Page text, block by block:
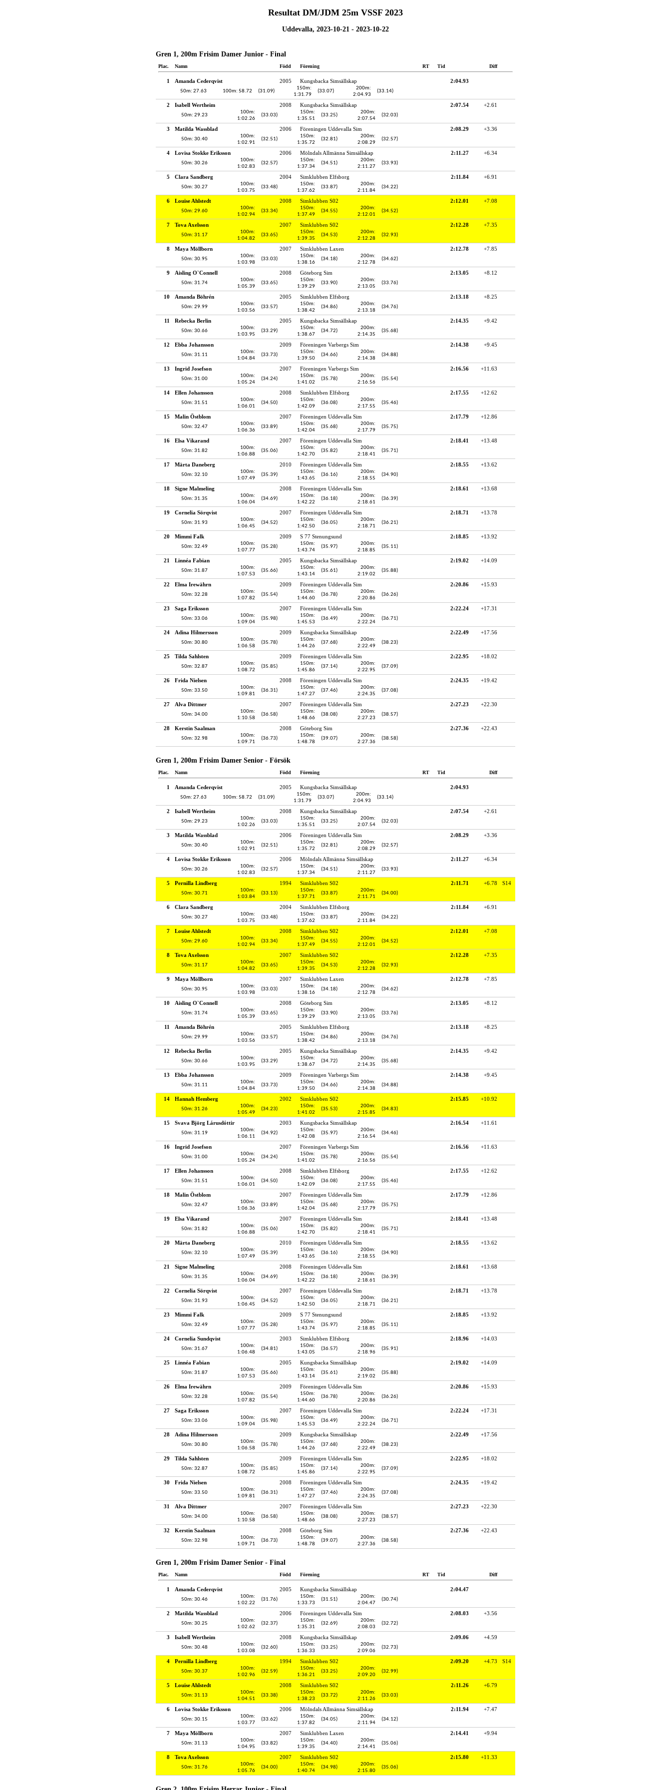
Resultat DM/JDM 25m VSSF 2023
Uddevalla, 2023-10-21 - 2023-10-22
Gren 1, 200m Frisim Damer Junior - Final
Plac. Namn Född Förening RT Tid Diff
1 Amanda Cederqvist 2005 Kungsbacka Simsällskap 2:04.93
50m: 27.63 100m: 58.72 (31.09)
150m:
1:31.79
(33.07)
200m:
2:04.93
(33.14)
2 Isabell Wertheim 2008 Kungsbacka Simsällskap 2:07.54 +2.61
50m: 29.23
100m:
1:02.26
(33.03)
150m:
1:35.51
(33.25)
200m:
2:07.54
(32.03)
3 Matilda Wassblad 2006 Föreningen Uddevalla Sim 2:08.29 +3.36
50m: 30.40
100m:
1:02.91
(32.51)
150m:
1:35.72
(32.81)
200m:
2:08.29
(32.57)
4 Lovisa Stokke Eriksson 2006 Mölndals Allmänna Simsällskap 2:11.27 +6.34
50m: 30.26
100m:
1:02.83
(32.57)
150m:
1:37.34
(34.51)
200m:
2:11.27
(33.93)
5 Clara Sandberg 2004 Simklubben Elfsborg 2:11.84 +6.91
50m: 30.27
100m:
1:03.75
(33.48)
150m:
1:37.62
(33.87)
200m:
2:11.84
(34.22)
6 Louise Ahlstedt 2008 Simklubben S02 2:12.01 +7.08
50m: 29.60
100m:
1:02.94
(33.34)
150m:
1:37.49
(34.55)
200m:
2:12.01
(34.52)
7 Tova Axelsson 2007 Simklubben S02 2:12.28 +7.35
50m: 31.17
100m:
1:04.82
(33.65)
150m:
1:39.35
(34.53)
200m:
2:12.28
(32.93)
8 Maya Möllborn 2007 Simklubben Laxen 2:12.78 +7.85
50m: 30.95
100m:
1:03.98
(33.03)
150m:
1:38.16
(34.18)
200m:
2:12.78
(34.62)
9 Aisling O`Connell 2008 Göteborg Sim 2:13.05 +8.12
50m: 31.74
100m:
1:05.39
(33.65)
150m:
1:39.29
(33.90)
200m:
2:13.05
(33.76)
10 Amanda Böhrén 2005 Simklubben Elfsborg 2:13.18 +8.25
50m: 29.99
100m:
1:03.56
(33.57)
150m:
1:38.42
(34.86)
200m:
2:13.18
(34.76)
11 Rebecka Berlin 2005 Kungsbacka Simsällskap 2:14.35 +9.42
50m: 30.66
100m:
1:03.95
(33.29)
150m:
1:38.67
(34.72)
200m:
2:14.35
(35.68)
12 Ebba Johansson 2009 Föreningen Varbergs Sim 2:14.38 +9.45
50m: 31.11
100m:
1:04.84
(33.73)
150m:
1:39.50
(34.66)
200m:
2:14.38
(34.88)
13 Ingrid Josefson 2007 Föreningen Varbergs Sim 2:16.56 +11.63
50m: 31.00
100m:
1:05.24
(34.24)
150m:
1:41.02
(35.78)
200m:
2:16.56
(35.54)
14 Ellen Johansson 2008 Simklubben Elfsborg 2:17.55 +12.62
50m: 31.51
100m:
1:06.01
(34.50)
150m:
1:42.09
(36.08)
200m:
2:17.55
(35.46)
15 Malin Östblom 2007 Föreningen Uddevalla Sim 2:17.79 +12.86
50m: 32.47
100m:
1:06.36
(33.89)
150m:
1:42.04
(35.68)
200m:
2:17.79
(35.75)
16 Elsa Vikarand 2007 Föreningen Uddevalla Sim 2:18.41 +13.48
50m: 31.82
100m:
1:06.88
(35.06)
150m:
1:42.70
(35.82)
200m:
2:18.41
(35.71)
17 Märta Daneberg 2010 Föreningen Uddevalla Sim 2:18.55 +13.62
50m: 32.10
100m:
1:07.49
(35.39)
150m:
1:43.65
(36.16)
200m:
2:18.55
(34.90)
18 Signe Malmeling 2008 Föreningen Uddevalla Sim 2:18.61 +13.68
50m: 31.35
100m:
1:06.04
(34.69)
150m:
1:42.22
(36.18)
200m:
2:18.61
(36.39)
19 Cornelia Sörqvist 2007 Föreningen Uddevalla Sim 2:18.71 +13.78
50m: 31.93
100m:
1:06.45
(34.52)
150m:
1:42.50
(36.05)
200m:
2:18.71
(36.21)
20 Mimmi Falk 2009 S 77 Stenungsund 2:18.85 +13.92
50m: 32.49
100m:
1:07.77
(35.28)
150m:
1:43.74
(35.97)
200m:
2:18.85
(35.11)
21 Linnéa Fabian 2005 Kungsbacka Simsällskap 2:19.02 +14.09
50m: 31.87
100m:
1:07.53
(35.66)
150m:
1:43.14
(35.61)
200m:
2:19.02
(35.88)
22 Elma Irewährn 2009 Föreningen Uddevalla Sim 2:20.86 +15.93
50m: 32.28
100m:
1:07.82
(35.54)
150m:
1:44.60
(36.78)
200m:
2:20.86
(36.26)
23 Saga Eriksson 2007 Föreningen Uddevalla Sim 2:22.24 +17.31
50m: 33.06
100m:
1:09.04
(35.98)
150m:
1:45.53
(36.49)
200m:
2:22.24
(36.71)
24 Adina Hilmersson 2009 Kungsbacka Simsällskap 2:22.49 +17.56
50m: 30.80
100m:
1:06.58
(35.78)
150m:
1:44.26
(37.68)
200m:
2:22.49
(38.23)
25 Tilda Sahlsten 2009 Föreningen Uddevalla Sim 2:22.95 +18.02
50m: 32.87
100m:
1:08.72
(35.85)
150m:
1:45.86
(37.14)
200m:
2:22.95
(37.09)
26 Frida Nielsen 2008 Föreningen Uddevalla Sim 2:24.35 +19.42
50m: 33.50
100m:
1:09.81
(36.31)
150m:
1:47.27
(37.46)
200m:
2:24.35
(37.08)
27 Alva Dittmer 2007 Föreningen Uddevalla Sim 2:27.23 +22.30
50m: 34.00
100m:
1:10.58
(36.58)
150m:
1:48.66
(38.08)
200m:
2:27.23
(38.57)
28 Kerstin Saalman 2008 Göteborg Sim 2:27.36 +22.43
50m: 32.98
100m:
1:09.71
(36.73)
150m:
1:48.78
(39.07)
200m:
2:27.36
(38.58)
Gren 1, 200m Frisim Damer Senior - Försök
Plac. Namn Född Förening RT Tid Diff
1 Amanda Cederqvist 2005 Kungsbacka Simsällskap 2:04.93
50m: 27.63 100m: 58.72 (31.09)
150m:
1:31.79
(33.07)
200m:
2:04.93
(33.14)
2 Isabell Wertheim 2008 Kungsbacka Simsällskap 2:07.54 +2.61
50m: 29.23
100m:
1:02.26
(33.03)
150m:
1:35.51
(33.25)
200m:
2:07.54
(32.03)
3 Matilda Wassblad 2006 Föreningen Uddevalla Sim 2:08.29 +3.36
50m: 30.40
100m:
1:02.91
(32.51)
150m:
1:35.72
(32.81)
200m:
2:08.29
(32.57)
4 Lovisa Stokke Eriksson 2006 Mölndals Allmänna Simsällskap 2:11.27 +6.34
50m: 30.26
100m:
1:02.83
(32.57)
150m:
1:37.34
(34.51)
200m:
2:11.27
(33.93)
5 Pernilla Lindberg 1994 Simklubben S02 2:11.71 +6.78 S14
50m: 30.71
100m:
1:03.84
(33.13)
150m:
1:37.71
(33.87)
200m:
2:11.71
(34.00)
6 Clara Sandberg 2004 Simklubben Elfsborg 2:11.84 +6.91
50m: 30.27
100m:
1:03.75
(33.48)
150m:
1:37.62
(33.87)
200m:
2:11.84
(34.22)
7 Louise Ahlstedt 2008 Simklubben S02 2:12.01 +7.08
50m: 29.60
100m:
1:02.94
(33.34)
150m:
1:37.49
(34.55)
200m:
2:12.01
(34.52)
8 Tova Axelsson 2007 Simklubben S02 2:12.28 +7.35
50m: 31.17
100m:
1:04.82
(33.65)
150m:
1:39.35
(34.53)
200m:
2:12.28
(32.93)
9 Maya Möllborn 2007 Simklubben Laxen 2:12.78 +7.85
50m: 30.95
100m:
1:03.98
(33.03)
150m:
1:38.16
(34.18)
200m:
2:12.78
(34.62)
10 Aisling O`Connell 2008 Göteborg Sim 2:13.05 +8.12
50m: 31.74
100m:
1:05.39
(33.65)
150m:
1:39.29
(33.90)
200m:
2:13.05
(33.76)
11 Amanda Böhrén 2005 Simklubben Elfsborg 2:13.18 +8.25
50m: 29.99
100m:
1:03.56
(33.57)
150m:
1:38.42
(34.86)
200m:
2:13.18
(34.76)
12 Rebecka Berlin 2005 Kungsbacka Simsällskap 2:14.35 +9.42
50m: 30.66
100m:
1:03.95
(33.29)
150m:
1:38.67
(34.72)
200m:
2:14.35
(35.68)
13 Ebba Johansson 2009 Föreningen Varbergs Sim 2:14.38 +9.45
50m: 31.11
100m:
1:04.84
(33.73)
150m:
1:39.50
(34.66)
200m:
2:14.38
(34.88)
14 Hannah Hemberg 2002 Simklubben S02 2:15.85 +10.92
50m: 31.26
100m:
1:05.49
(34.23)
150m:
1:41.02
(35.53)
200m:
2:15.85
(34.83)
15 Svava Björg Lárusdóttir 2003 Kungsbacka Simsällskap 2:16.54 +11.61
50m: 31.19
100m:
1:06.11
(34.92)
150m:
1:42.08
(35.97)
200m:
2:16.54
(34.46)
16 Ingrid Josefson 2007 Föreningen Varbergs Sim 2:16.56 +11.63
50m: 31.00
100m:
1:05.24
(34.24)
150m:
1:41.02
(35.78)
200m:
2:16.56
(35.54)
17 Ellen Johansson 2008 Simklubben Elfsborg 2:17.55 +12.62
50m: 31.51
100m:
1:06.01
(34.50)
150m:
1:42.09
(36.08)
200m:
2:17.55
(35.46)
18 Malin Östblom 2007 Föreningen Uddevalla Sim 2:17.79 +12.86
50m: 32.47
100m:
1:06.36
(33.89)
150m:
1:42.04
(35.68)
200m:
2:17.79
(35.75)
19 Elsa Vikarand 2007 Föreningen Uddevalla Sim 2:18.41 +13.48
50m: 31.82
100m:
1:06.88
(35.06)
150m:
1:42.70
(35.82)
200m:
2:18.41
(35.71)
20 Märta Daneberg 2010 Föreningen Uddevalla Sim 2:18.55 +13.62
50m: 32.10
100m:
1:07.49
(35.39)
150m:
1:43.65
(36.16)
200m:
2:18.55
(34.90)
21 Signe Malmeling 2008 Föreningen Uddevalla Sim 2:18.61 +13.68
50m: 31.35
100m:
1:06.04
(34.69)
150m:
1:42.22
(36.18)
200m:
2:18.61
(36.39)
22 Cornelia Sörqvist 2007 Föreningen Uddevalla Sim 2:18.71 +13.78
50m: 31.93
100m:
1:06.45
(34.52)
150m:
1:42.50
(36.05)
200m:
2:18.71
(36.21)
23 Mimmi Falk 2009 S 77 Stenungsund 2:18.85 +13.92
50m: 32.49
100m:
1:07.77
(35.28)
150m:
1:43.74
(35.97)
200m:
2:18.85
(35.11)
24 Cornelia Sundqvist 2003 Simklubben Elfsborg 2:18.96 +14.03
50m: 31.67
100m:
1:06.48
(34.81)
150m:
1:43.05
(36.57)
200m:
2:18.96
(35.91)
25 Linnéa Fabian 2005 Kungsbacka Simsällskap 2:19.02 +14.09
50m: 31.87
100m:
1:07.53
(35.66)
150m:
1:43.14
(35.61)
200m:
2:19.02
(35.88)
26 Elma Irewährn 2009 Föreningen Uddevalla Sim 2:20.86 +15.93
50m: 32.28
100m:
1:07.82
(35.54)
150m:
1:44.60
(36.78)
200m:
2:20.86
(36.26)
27 Saga Eriksson 2007 Föreningen Uddevalla Sim 2:22.24 +17.31
50m: 33.06
100m:
1:09.04
(35.98)
150m:
1:45.53
(36.49)
200m:
2:22.24
(36.71)
28 Adina Hilmersson 2009 Kungsbacka Simsällskap 2:22.49 +17.56
50m: 30.80
100m:
1:06.58
(35.78)
150m:
1:44.26
(37.68)
200m:
2:22.49
(38.23)
29 Tilda Sahlsten 2009 Föreningen Uddevalla Sim 2:22.95 +18.02
50m: 32.87
100m:
1:08.72
(35.85)
150m:
1:45.86
(37.14)
200m:
2:22.95
(37.09)
30 Frida Nielsen 2008 Föreningen Uddevalla Sim 2:24.35 +19.42
50m: 33.50
100m:
1:09.81
(36.31)
150m:
1:47.27
(37.46)
200m:
2:24.35
(37.08)
31 Alva Dittmer 2007 Föreningen Uddevalla Sim 2:27.23 +22.30
50m: 34.00
100m:
1:10.58
(36.58)
150m:
1:48.66
(38.08)
200m:
2:27.23
(38.57)
32 Kerstin Saalman 2008 Göteborg Sim 2:27.36 +22.43
50m: 32.98
100m:
1:09.71
(36.73)
150m:
1:48.78
(39.07)
200m:
2:27.36
(38.58)
Gren 1, 200m Frisim Damer Senior - Final
Plac. Namn Född Förening RT Tid Diff
1 Amanda Cederqvist 2005 Kungsbacka Simsällskap 2:04.47
50m: 30.46
100m:
1:02.22
(31.76)
150m:
1:33.73
(31.51)
200m:
2:04.47
(30.74)
2 Matilda Wassblad 2006 Föreningen Uddevalla Sim 2:08.03 +3.56
50m: 30.25
100m:
1:02.62
(32.37)
150m:
1:35.31
(32.69)
200m:
2:08.03
(32.72)
3 Isabell Wertheim 2008 Kungsbacka Simsällskap 2:09.06 +4.59
50m: 30.48
100m:
1:03.08
(32.60)
150m:
1:36.33
(33.25)
200m:
2:09.06
(32.73)
4 Pernilla Lindberg 1994 Simklubben S02 2:09.20 +4.73 S14
50m: 30.37
100m:
1:02.96
(32.59)
150m:
1:36.21
(33.25)
200m:
2:09.20
(32.99)
5 Louise Ahlstedt 2008 Simklubben S02 2:11.26 +6.79
50m: 31.13
100m:
1:04.51
(33.38)
150m:
1:38.23
(33.72)
200m:
2:11.26
(33.03)
6 Lovisa Stokke Eriksson 2006 Mölndals Allmänna Simsällskap 2:11.94 +7.47
50m: 30.15
100m:
1:03.77
(33.62)
150m:
1:37.82
(34.05)
200m:
2:11.94
(34.12)
7 Maya Möllborn 2007 Simklubben Laxen 2:14.41 +9.94
50m: 31.13
100m:
1:04.95
(33.82)
150m:
1:39.35
(34.40)
200m:
2:14.41
(35.06)
8 Tova Axelsson 2007 Simklubben S02 2:15.80 +11.33
50m: 31.76
100m:
1:05.76
(34.00)
150m:
1:40.74
(34.98)
200m:
2:15.80
(35.06)